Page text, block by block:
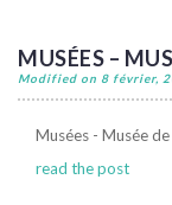
MUSÉES –
Modified on 8 février,
Musées - Musée
read the post